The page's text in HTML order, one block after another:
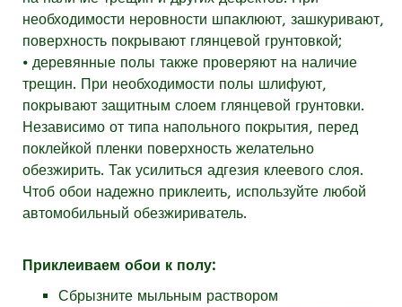
необходимости неровности шпаклюют, зашкуривают,
поверхность покрывают глянцевой грунтовкой;
⦁ деревянные полы также проверяют на наличие
трещин. При необходимости полы шлифуют,
покрывают защитным слоем глянцевой грунтовки.
Независимо от типа напольного покрытия, перед
поклейкой пленки поверхность желательно
обезжирить. Так усилиться адгезия клеевого слоя.
Чтоб обои надежно приклеить, используйте любой
автомобильный обезжириватель.
Приклеиваем обои к полу:
Сбрызните мыльным раствором